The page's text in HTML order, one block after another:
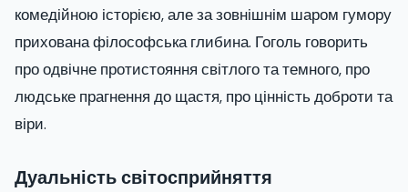
комедійною історією, але за зовнішнім шаром гумору
прихована філософська глибина. Гоголь говорить
про одвічне протистояння світлого та темного, про
людське прагнення до щастя, про цінність доброти та
віри.
Дуальність світосприйняття